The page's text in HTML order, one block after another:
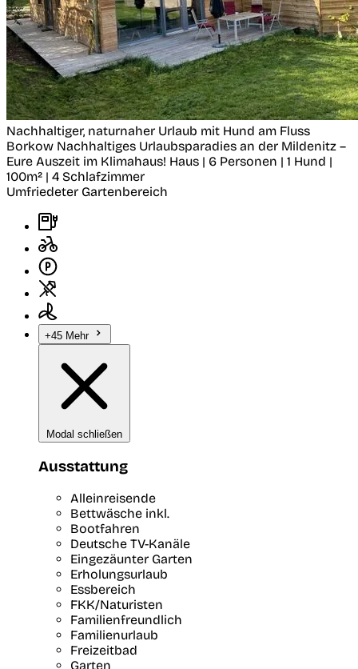
Nachhaltiger, naturnaher Urlaub mit Hund am Fluss
Borkow Nachhaltiges Urlaubsparadies an der Mildenitz –
Eure Auszeit im Klimahaus! Haus | 6 Personen | 1 Hund |
100m² | 4 Schlafzimmer
Umfriedeter Gartenbereich
+45 Mehr
Modal schließen
Ausstattung
Alleinreisende
Bettwäsche inkl.
Bootfahren
Deutsche TV-Kanäle
Eingezäunter Garten
Erholungsurlaub
Essbereich
FKK/Naturisten
Familienfreundlich
Familienurlaub
Freizeitbad
Garten